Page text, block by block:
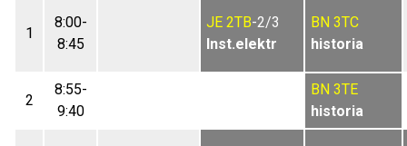
1
8:00-
8:45
JE 2TB-2/3
Inst.elektr
BN 3TC
historia
2
8:55-
9:40
BN 3TE
historia